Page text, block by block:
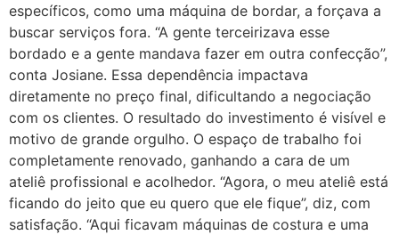
específicos, como uma máquina de bordar, a forçava a
buscar serviços fora. “A gente terceirizava esse
bordado e a gente mandava fazer em outra confecção”,
conta Josiane. Essa dependência impactava
diretamente no preço final, dificultando a negociação
com os clientes. O resultado do investimento é visível e
motivo de grande orgulho. O espaço de trabalho foi
completamente renovado, ganhando a cara de um
ateliê profissional e acolhedor. “Agora, o meu ateliê está
ficando do jeito que eu quero que ele fique”, diz, com
satisfação. “Aqui ficavam máquinas de costura e uma